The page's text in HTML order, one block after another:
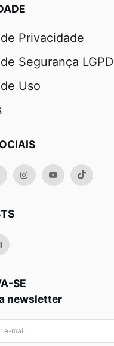
Privacidade
Segurança LGPD
Uso
SE
newsletter